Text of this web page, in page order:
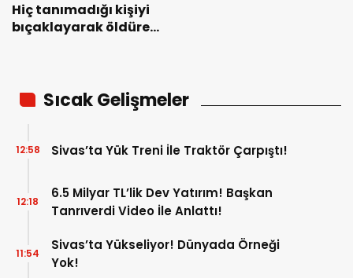
Hiç tanımadığı kişiyi
bıçaklayarak öldüren
gerçek dünyada
Sıcak Gelişmeler
Sivas’ta Yük Treni İle Traktör Çarpıştı!
12:58
6.5 Milyar TL’lik Dev Yatırım! Başkan
Tanrıverdi Video İle Anlattı!
12:18
Sivas’ta Yükseliyor! Dünyada Örneği
Yok!
11:54